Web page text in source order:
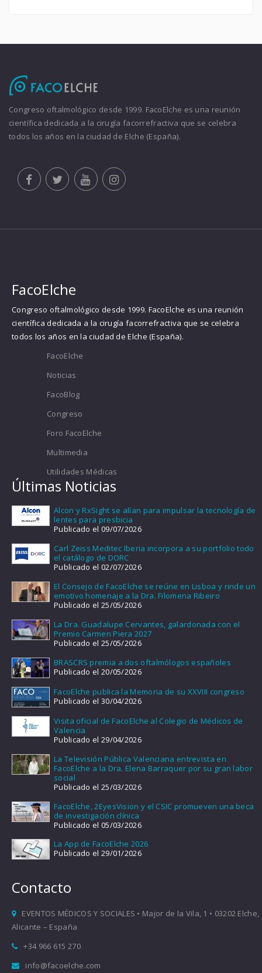
Congreso oftalmológico desde 1999. FacoElche es una reunión
científica dedicada a la cirugía facorrefractiva que se celebra
todos los años en la ciudad de Elche (España).
FacoElche
Congreso oftalmológico desde 1999. FacoElche es una reunión
científica dedicada a la cirugía facorrefractiva que se celebra
todos los años en la ciudad de Elche (España).
FacoElche
Noticias
FacoBlog
Congreso
Foro FacoElche
Multimedia
Utilidades Médicas
Últimas Noticias
Alcon y RxSight se alían para impulsar la tecnología de
lentes para presbicia
Publicado el 09/07/2026
Carl Zeiss Meditec Iberia incorpora a su portfolio todo
el catálogo de DORC
Publicado el 02/07/2026
El Consejo de FacoElche se reúne en Lisboa y rinde un
emotivo homenaje a la Dra. Filomena Ribeiro
Publicado el 25/05/2026
La Dra. Guadalupe Cervantes, galardonada con el
Premio Carmen Piera 2027
Publicado el 25/05/2026
BRASCRS premia a dos oftalmólogos españoles
Publicado el 20/05/2026
FacoElche publica la Memoria de su XXVIII congreso
Publicado el 30/04/2026
Visita oficial de FacoElche al Colegio de Médicos de
Valencia
Publicado el 29/04/2026
La Televisión Pública Valenciana entrevista en
FacoElche a la Dra. Elena Barraquer por su gran labor
social
Publicado el 25/03/2026
FacoElche, 2EyesVision y el CSIC promueven una beca
de investigación clínica
Publicado el 05/03/2026
La App de FacoElche 2026
Publicado el 29/01/2026
Contacto
EVENTOS MÉDICOS Y SOCIALES • Major de la Vila, 1 • 03202 Elche,
Alicante – España
+34 966 615 270
info@facoelche.com